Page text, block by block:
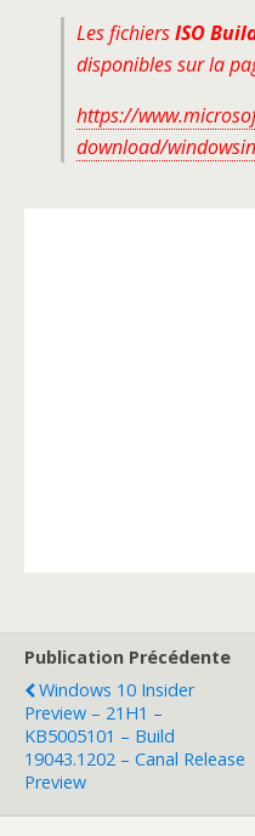
Les fichiersISO
disponibles sur la
https://
download/
Publication Précédente
Windows 10 Insider
Preview – 21H1 –
KB5005101 – Build
19043.1202 – Canal Release
Preview